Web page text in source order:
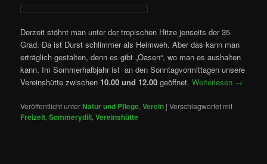
Derzeit stöhnt man unter der tropischen Hitze jenseits der 35
Grad. Da ist Durst schlimmer als Heimweh. Aber das kann man
erträglich gestalten, denn es gibt „Oasen“, wo man es aushalten
kann. Im Sommerhalbjahr ist an den Sonntagvormittagen unsere
Vereinshütte zwischen 10.00 und 12.00 geöffnet.Weiterlesen →
Veröffentlicht unterNatur und Pflege,Verein |Verschlagwortet mit
Freizeit,Sommerydill,Vereinshütte